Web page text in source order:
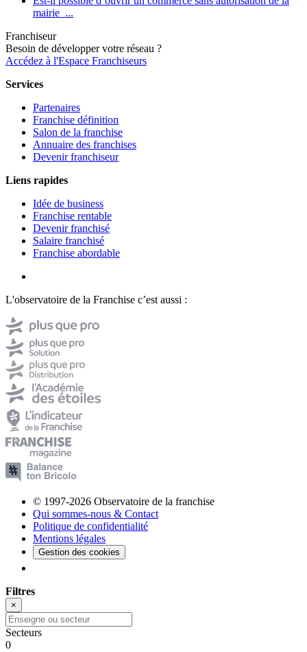
mairie ...
Franchiseur
Besoin de développer votre réseau ?
Accédez à l'Espace Franchiseurs
Services
Partenaires
Franchise définition
Salon de la franchise
Annuaire des franchises
Devenir franchiseur
Liens rapides
Idée de business
Franchise rentable
Devenir franchisé
Salaire franchisé
Franchise abordable
L'observatoire de la Franchise c’est aussi :
© 1997-2026 Observatoire de la franchise
Qui sommes-nous & Contact
Politique de confidentialité
Mentions légales
Gestion des cookies
Filtres
×
Secteurs
0